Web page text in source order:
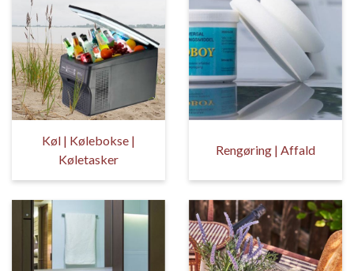
Køl | Kølebokse |
Køletasker
Rengøring | Affald